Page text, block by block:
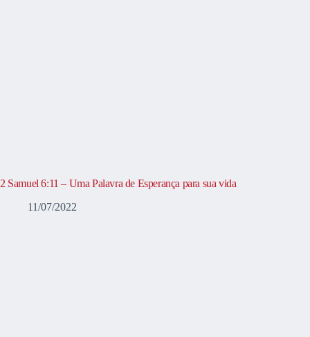
2 Samuel 6:11 – Uma Palavra de Esperança para sua vida
11/07/2022